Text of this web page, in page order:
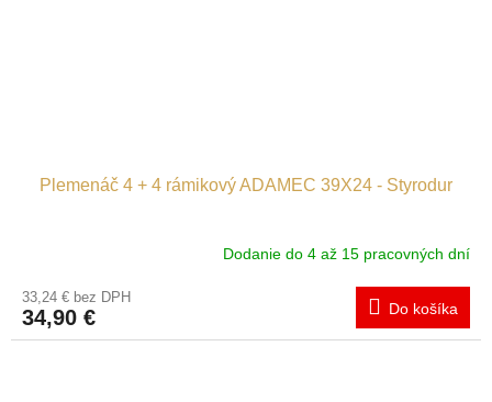
Plemenáč 4 + 4 rámikový ADAMEC 39X24 - Styrodur
Dodanie do 4 až 15 pracovných dní
33,24 € bez DPH
34,90 € Do košíka